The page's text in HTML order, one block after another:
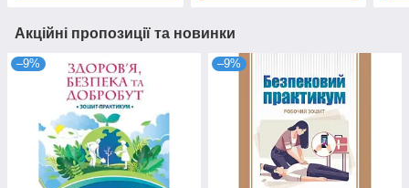
Акційні пропозиції та новинки
–9% –9%